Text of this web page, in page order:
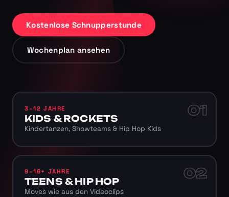
Kostenlose Schnupperstunde
Wochenplan ansehen
01
3–12 JAHRE
KIDS & ROCKETS
Kindertanzen, Showteams & Hip Hop Kids
02
9–16+ JAHRE
TEENS & HIP HOP
Moves wie aus den Videoclips